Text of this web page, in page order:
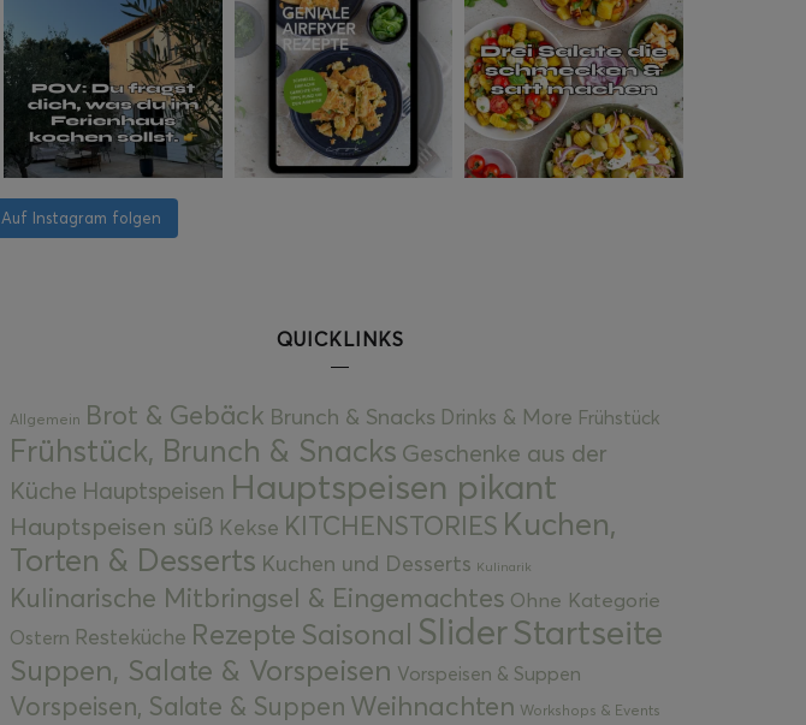
Auf Instagram folgen
QUICKLINKS
Allgemein Brot & Gebäck Brunch & Snacks Drinks & More Frühstück
Frühstück, Brunch & Snacks Geschenke aus der
Küche Hauptspeisen Hauptspeisen pikant
Hauptspeisen süß Kekse KITCHENSTORIES Kuchen,
Torten & Desserts Kuchen und Desserts Kulinarik
Kulinarische Mitbringsel & Eingemachtes Ohne Kategorie
Ostern Resteküche Rezepte Saisonal SliderStartseite
Suppen, Salate & Vorspeisen Vorspeisen & Suppen
Vorspeisen, Salate & Suppen Weihnachten Workshops & Events